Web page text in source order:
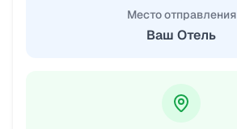
Место отправления
Ваш Отель